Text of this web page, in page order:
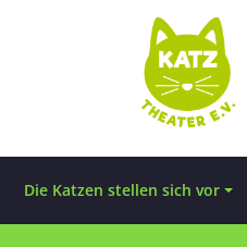
Die Katzen stellen sich vor